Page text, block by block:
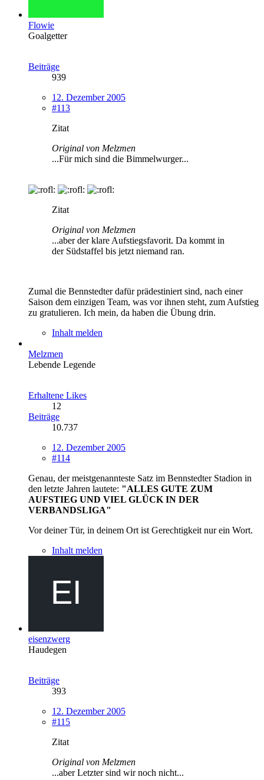
Flowie
Goalgetter
Beiträge
939
12. Dezember 2005
#113
Zitat
Original von Melzmen
...Für mich sind die Bimmelwurger...
Zitat
Original von Melzmen
...aber der klare Aufstiegsfavorit. Da kommt in
der Südstaffel bis jetzt niemand ran.
Zumal die Bennstedter dafür prädestiniert sind, nach einer
Saison dem einzigen Team, was vor ihnen steht, zum Aufstieg
zu gratulieren. Ich mein, da haben die Übung drin.
Inhalt melden
Melzmen
Lebende Legende
Erhaltene Likes
12
Beiträge
10.737
12. Dezember 2005
#114
Genau, der meistgenannteste Satz im Bennstedter Stadion in
den letzte Jahren lautete: "ALLES GUTE ZUM
AUFSTIEG UND VIEL GLÜCK IN DER
VERBANDSLIGA"
Vor deiner Tür, in deinem Ort ist Gerechtigkeit nur ein Wort.
Inhalt melden
eisenzwerg
Haudegen
Beiträge
393
12. Dezember 2005
#115
Zitat
Original von Melzmen
...aber Letzter sind wir noch nicht...